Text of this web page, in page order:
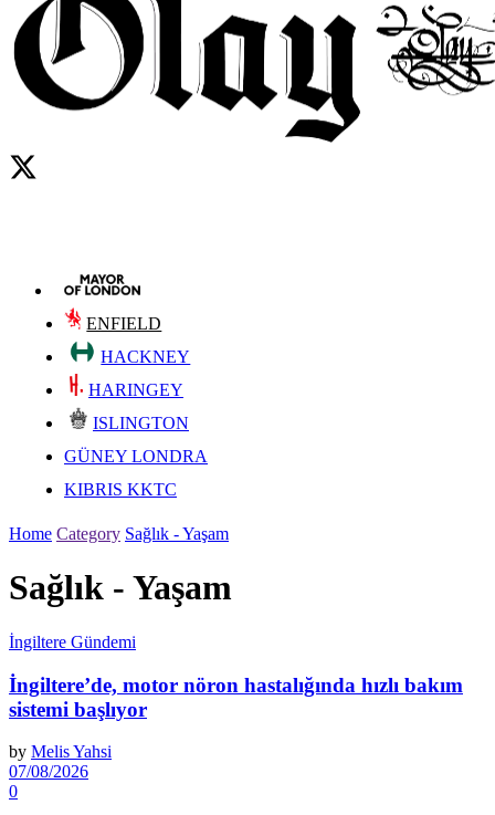
ENFIELD
HACKNEY
HARINGEY
ISLINGTON
GÜNEY LONDRA
KIBRIS KKTC
Home Category Sağlık - Yaşam
Sağlık - Yaşam
İngiltere Gündemi
İngiltere’de, motor nöron hastalığında hızlı bakım
sistemi başlıyor
by Melis Yahsi
07/08/2026
0